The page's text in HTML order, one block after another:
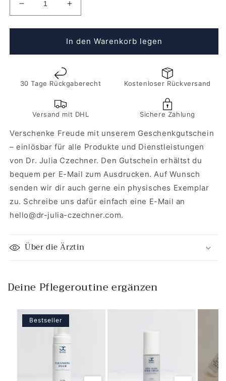
Verringere
die
Menge
Erhöhe
die
Menge
für
In den Warenkorb legen
30 Tage Rückgaberecht Kostenloser Rückversand
Versand mit DHL Sichere Zahlung
Verschenke Freude mit unserem Geschenkgutschein
– einlösbar für alle Produkte und Dienstleistungen
von Dr. Julia Czechner. Den Gutschein erhältst du
bequem per E-Mail zum Ausdrucken. Auf Wunsch
senden wir dir auch gerne ein physisches Exemplar
zu. Schreibe uns dafür einfach eine E-Mail an
hello@dr-julia-czechner.com.
Über die Ärztin
Deine Pflegeroutine ergänzen
Bestseller